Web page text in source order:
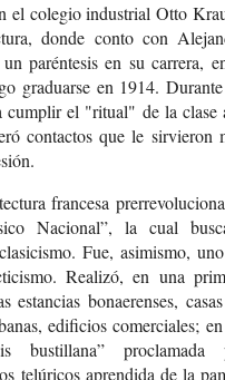
el colegio industrial Otto
donde conto con
paréntesis en su carrera,
graduarse en 1914.
cumplir el "ritual" de la clase
contactos que le sirvieron
francesa
Nacional”, la cual
Fue, asimismo,
Realizó, en una
estancias bonaerenses,
edificios comerciales;
bustillana” proclamada
telúricos aprendida de la